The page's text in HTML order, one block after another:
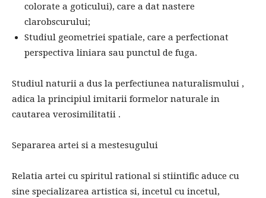
colorate a goticului), care a dat nastere
clarobscurului;
Studiul geometriei spatiale, care a perfectionat
perspectiva liniara sau punctul de fuga.
Studiul naturii a dus la perfectiunea naturalismului ,
adica la principiul imitarii formelor naturale in
cautarea verosimilitatii .
Separarea artei si a mestesugului
Relatia artei cu spiritul rational si stiintific aduce cu
sine specializarea artistica si, incetul cu incetul,